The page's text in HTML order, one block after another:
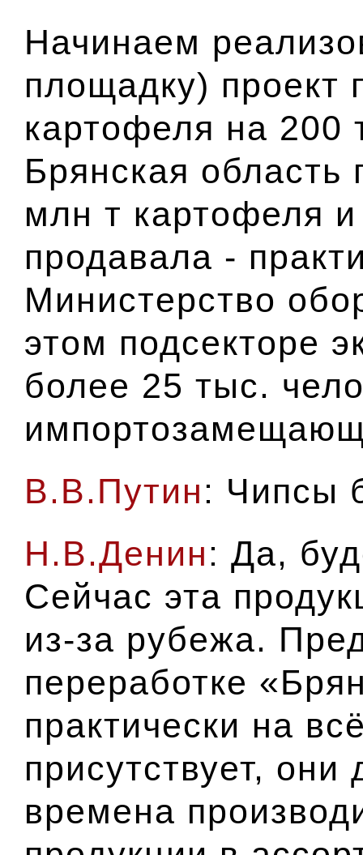
Начинаем
площадку) проект
картофеля на 200
Брянская область
млн т картофеля
продавала -
Министерство
этом подсекторе
более 25 тыс.
В.В.Путин: Чипсы
Н.В.Денин: Да,
Сейчас эта
из-за рубежа.
переработке
практически на
присутствует,
времена